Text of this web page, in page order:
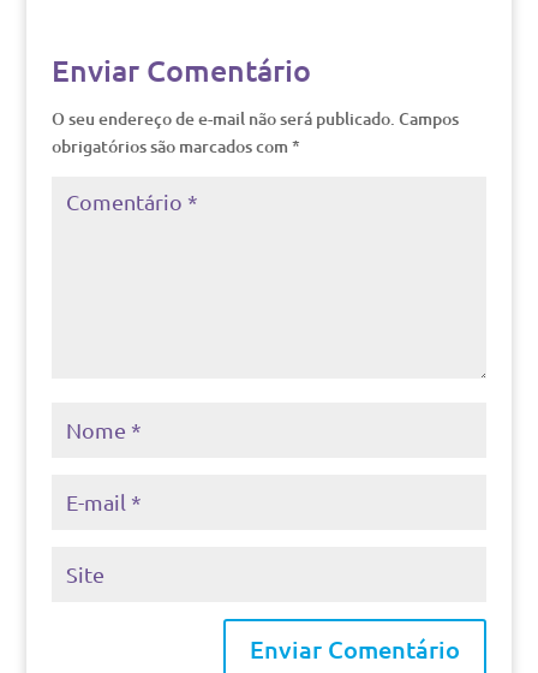
Enviar Comentário
O seu endereço de e-mail não será publicado. Campos
obrigatórios são marcados com *